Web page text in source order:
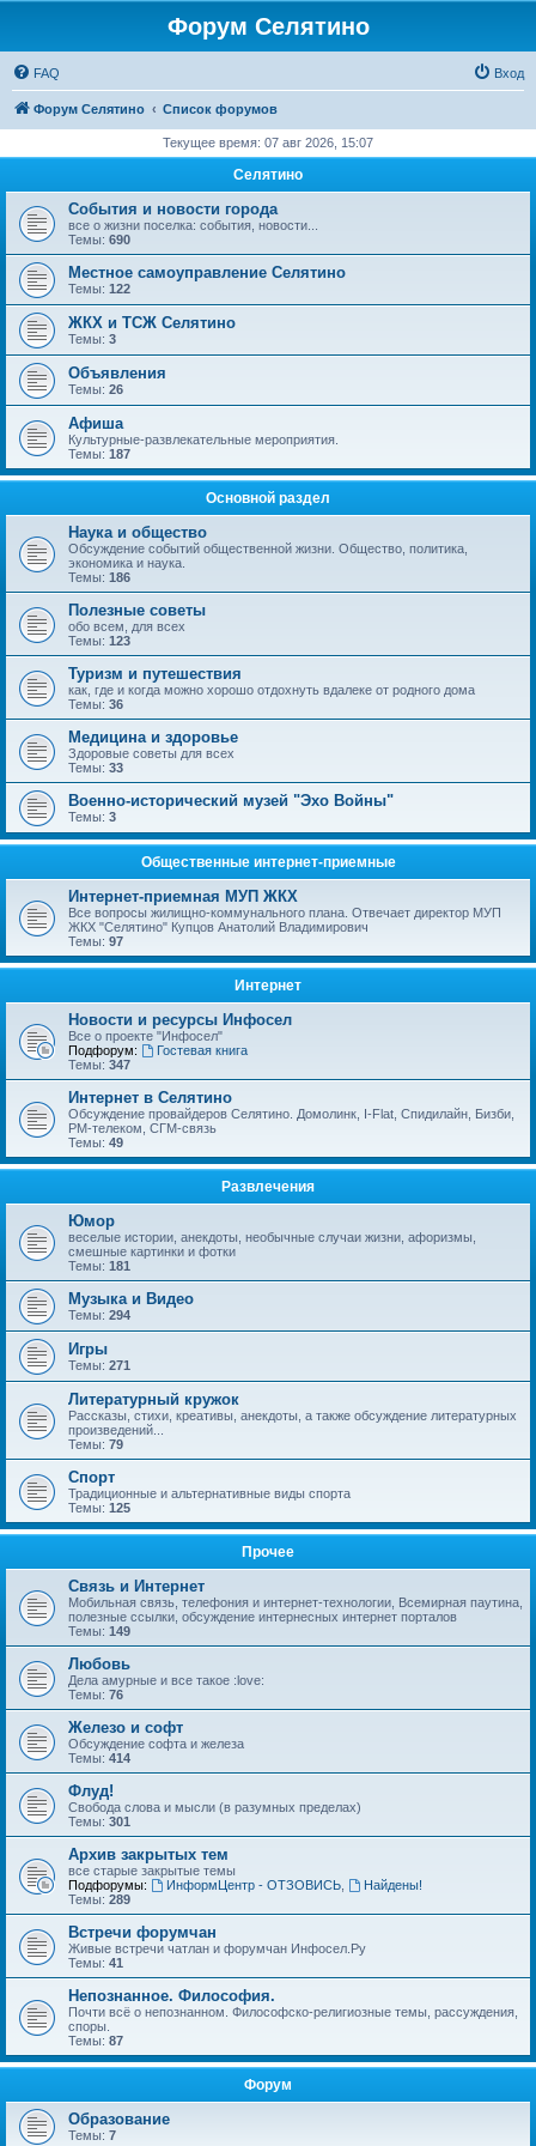
Форум Селятино
FAQ Вход
Форум Селятино Список форумов
Текущее время: 07 авг 2026, 15:07
Селятино
События и новости города
все о жизни поселка: события, новости...
Темы: 690
Местное самоуправление Селятино
Темы: 122
ЖКХ и ТСЖ Селятино
Темы: 3
Объявления
Темы: 26
Афиша
Культурные-развлекательные мероприятия.
Темы: 187
Основной раздел
Наука и общество
Обсуждение событий общественной жизни. Общество, политика,
экономика и наука.
Темы: 186
Полезные советы
обо всем, для всех
Темы: 123
Туризм и путешествия
как, где и когда можно хорошо отдохнуть вдалеке от родного дома
Темы: 36
Медицина и здоровье
Здоровые советы для всех
Темы: 33
Военно-исторический музей "Эхо Войны"
Темы: 3
Общественные интернет-приемные
Интернет-приемная МУП ЖКХ
Все вопросы жилищно-коммунального плана. Отвечает директор МУП
ЖКХ "Селятино" Купцов Анатолий Владимирович
Темы: 97
Интернет
Новости и ресурсы Инфосел
Все о проекте "Инфосел"
Подфорум:
Гостевая книга
Темы: 347
Интернет в Селятино
Обсуждение провайдеров Селятино. Домолинк, I-Flat, Спидилайн, Бизби,
РМ-телеком, СГМ-связь
Темы: 49
Развлечения
Юмор
веселые истории, анекдоты, необычные случаи жизни, афоризмы,
смешные картинки и фотки
Темы: 181
Музыка и Видео
Темы: 294
Игры
Темы: 271
Литературный кружок
Рассказы, стихи, креативы, анекдоты, а также обсуждение литературных
произведений...
Темы: 79
Спорт
Традиционные и альтернативные виды спорта
Темы: 125
Прочее
Связь и Интернет
Мобильная связь, телефония и интернет-технологии, Всемирная паутина,
полезные ссылки, обсуждение интернесных интернет порталов
Темы: 149
Любовь
Дела амурные и все такое :love:
Темы: 76
Железо и софт
Обсуждение софта и железа
Темы: 414
Флуд!
Свобода слова и мысли (в разумных пределах)
Темы: 301
Архив закрытых тем
все старые закрытые темы
Подфорумы:
ИнформЦентр - ОТЗОВИСЬ,
Найдены!
Темы: 289
Встречи форумчан
Живые встречи чатлан и форумчан Инфосел.Ру
Темы: 41
Непознанное. Философия.
Почти всё о непознанном. Философско-религиозные темы, рассуждения,
споры.
Темы: 87
Форум
Образование
Темы: 7